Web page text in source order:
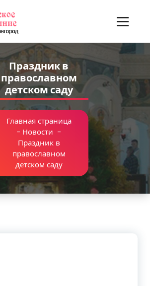
Праздник в
православном
детском саду
Главная страница
- Новости -
Праздник в
православном
детском саду